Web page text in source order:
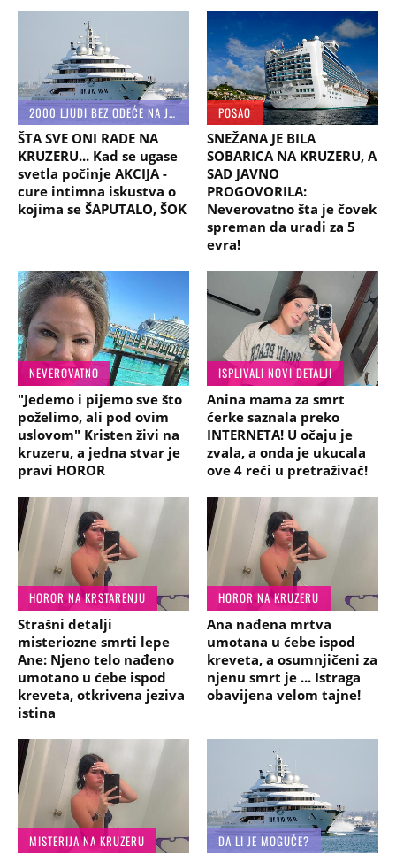
2000 LJUDI BEZ ODEĆE NA JEDNOM MESTU
ŠTA SVE ONI RADE NA
KRUZERU... Kad se ugase
svetla počinje AKCIJA -
cure intimna iskustva o
kojima se ŠAPUTALO, ŠOK
POSAO
SNEŽANA JE BILA
SOBARICA NA KRUZERU, A
SAD JAVNO
PROGOVORILA:
Neverovatno šta je čovek
spreman da uradi za 5
evra!
NEVEROVATNO
"Jedemo i pijemo sve što
poželimo, ali pod ovim
uslovom" Kristen živi na
kruzeru, a jedna stvar je
pravi HOROR
ISPLIVALI NOVI DETALJI
Anina mama za smrt
ćerke saznala preko
INTERNETA! U očaju je
zvala, a onda je ukucala
ove 4 reči u pretraživač!
HOROR NA KRSTARENJU
Strašni detalji
misteriozne smrti lepe
Ane: Njeno telo nađeno
umotano u ćebe ispod
kreveta, otkrivena jeziva
istina
HOROR NA KRUZERU
Ana nađena mrtva
umotana u ćebe ispod
kreveta, a osumnjičeni za
njenu smrt je ... Istraga
obavijena velom tajne!
MISTERIJA NA KRUZERU DA LI JE MOGUĆE?